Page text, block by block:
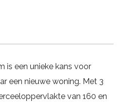
is een unieke kans voor
een nieuwe woning. Met 3
van 160 en